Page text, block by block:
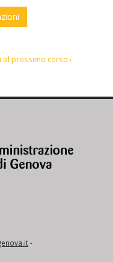
al prossimo corso ›
-